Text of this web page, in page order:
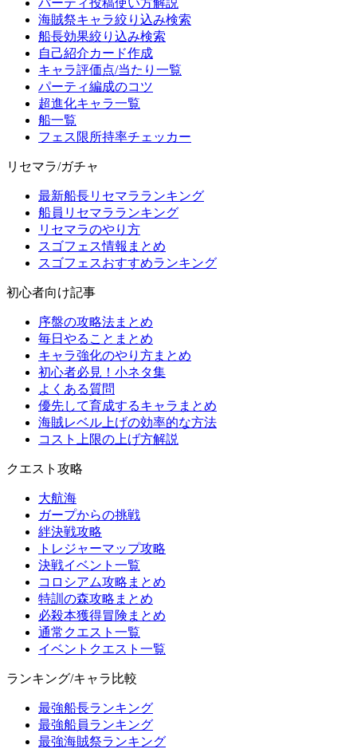
パーティ投稿使い方解説
海賊祭キャラ絞り込み検索
船長効果絞り込み検索
自己紹介カード作成
キャラ評価点/当たり一覧
パーティ編成のコツ
超進化キャラ一覧
船一覧
フェス限所持率チェッカー
リセマラ/ガチャ
最新船長リセマラランキング
船員リセマラランキング
リセマラのやり方
スゴフェス情報まとめ
スゴフェスおすすめランキング
初心者向け記事
序盤の攻略法まとめ
毎日やることまとめ
キャラ強化のやり方まとめ
初心者必見！小ネタ集
よくある質問
優先して育成するキャラまとめ
海賊レベル上げの効率的な方法
コスト上限の上げ方解説
クエスト攻略
大航海
ガープからの挑戦
絆決戦攻略
トレジャーマップ攻略
決戦イベント一覧
コロシアム攻略まとめ
特訓の森攻略まとめ
必殺本獲得冒険まとめ
通常クエスト一覧
イベントクエスト一覧
ランキング/キャラ比較
最強船長ランキング
最強船員ランキング
最強海賊祭ランキング